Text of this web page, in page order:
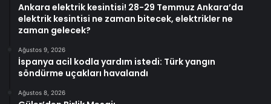
Ankara elektrik kesintisi! 28-29 Temmuz Ankara’da
elektrik kesintisi ne zaman bitecek, elektrikler ne
zaman gelecek?
Ağustos 9, 2026
İspanya acil kodla yardım istedi: Türk yangın
söndürme uçakları havalandı
Ağustos 8, 2026